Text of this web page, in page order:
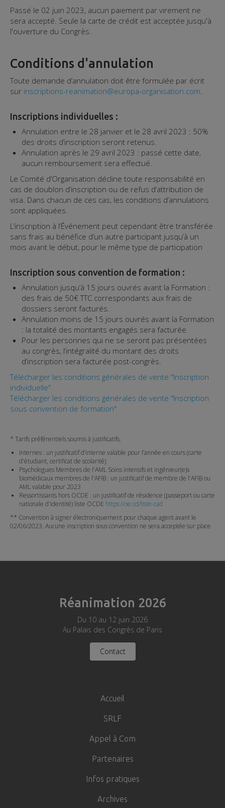
Passé le 02 juin 2023, aucun paiement par virement ne
sera accepté. Seule la carte de crédit est acceptée jusqu'à
l'ouverture du Congrès.
Conditions d'annulation
Toute demande d’annulation doit être formulée par écrit
sur inscriptions-reanimation@europa-organisation.com.
Inscriptions individuelles :
Annulation entre le 28 janvier et le 28 avril 2023 : 50%
des droits d’inscription seront retenus.
Annulation après le 29 avril 2023 : passé cette date,
aucun remboursement sera effectué.
Le Comité d’Organisation décline toute responsabilité en
cas de doublon d’inscription ou de refus d’attribution de
visa. Dans chacun de ces cas, les conditions d’annulations
sont appliquées.
L’inscription à l’Événement peut cependant être transférée
sans frais au bénéfice d’un autre participant jusqu’à un
mois avant le début, pour le même type de participation
Inscription sous convention de formation :
Annulation jusqu’à 15 jours ouvrés avant la Formation :
des frais de 50€ TTC correspondants aux frais de
dossiers seront facturés.
Annulation moins de 15 jours ouvrés avant la Formation
: la totalité des montants engagés sera facturée.
Pour les personnes qui ne se seront pas présentées
au congrès, l’intégralité du montant des droits
d’inscription sera facturée post-congrès.
Télécharger les conditions générales de vente "Inscription
individuelle"
Télécharger les conditions générales de vente "Inscription
sous convention de formation"
* Tarifs préférentiels soumis à justificatifs.
Internes : un justificatif d’interne valable pour l’année en cours (carte
d'étudiant, certificat de scolarité)
Psychologues Membres de l'AML Soins intensifs et ingénieur(e)s
biomédicaux membres de l'AFIB : un justificatif de membre de l'AFIB ou
AML valable pour 2023
Ressortissants hors OCDE : un justificatif de résidence (passeport ou carte
nationale d'identité) liste OCDE https://oe.cd/liste-cad
** Convention à signer électroniquement pour chaque agent avant le
02/06/2023. Aucune inscription sous convention ne sera acceptée sur place
Réanimation 2026
Du 10 au 12 juin 2026
Au Palais des Congrès de Paris
Contact
Accueil
SRLF
Appel à Com
Partenaires
Infos pratiques
Archives